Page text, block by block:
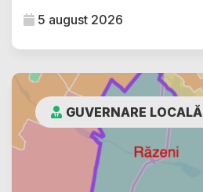
5 august 2026
GUVERNARE LOCALĂ